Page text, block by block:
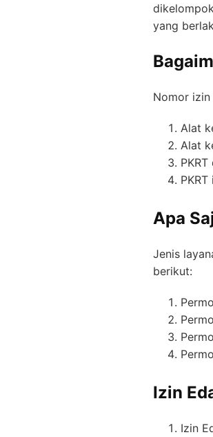
yang
Nomor
Alat
Alat
PKRT
PKRT
Apa
Jenis
berikut:
Izin
Izin